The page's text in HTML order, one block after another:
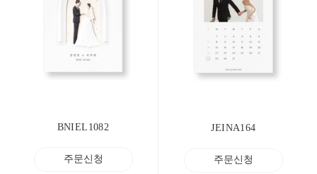
BNIEL1082
주문신청
JEINA164
주문신청